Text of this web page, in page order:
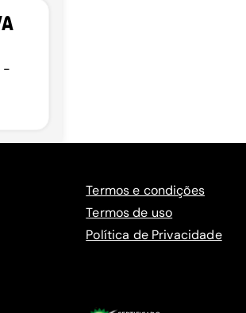
-
Termos e condições
Termos de uso
Política de Privacidade